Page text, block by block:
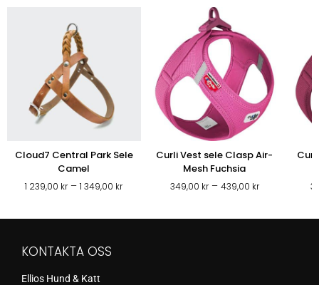
Cloud7 Central Park Sele
Camel
1 239,00 kr – 1 349,00 krPrisintervall:
239,00 kr
Curli Vest sele Clasp Air-
Mesh Fuchsia
349,00 kr – 439,00 krPrisintervall:
till
KONTAKTA OSS
Ellios Hund & Katt